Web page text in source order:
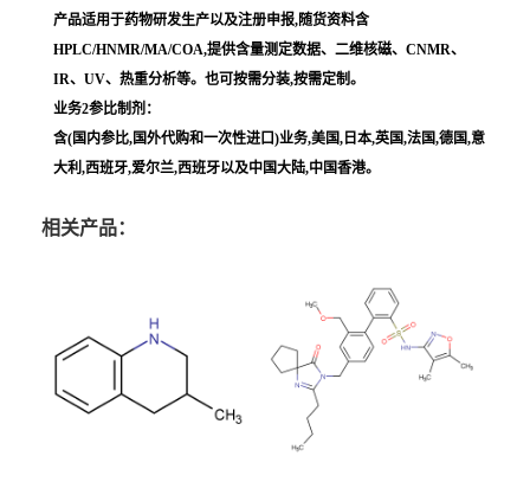
产品适用于药物研发生产以及注册申报,随货资料含
HPLC/HNMR/MA/COA,提供含量测定数据、二维核磁、CNMR、
IR、UV、热重分析等。也可按需分装,按需定制。
业务2参比制剂：
含(国内参比,国外代购和一次性进口)业务,美国,日本,英国,法国,德国,意
大利,西班牙,爱尔兰,西班牙以及中国大陆,中国香港。
相关产品：